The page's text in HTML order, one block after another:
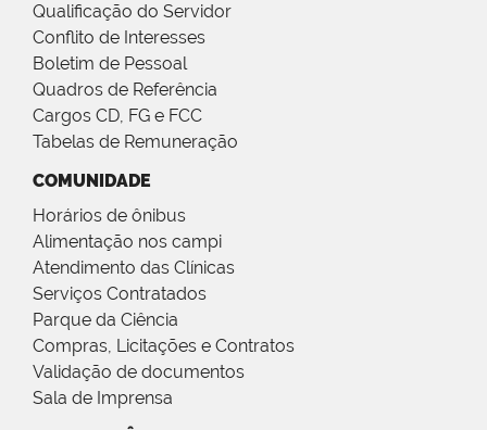
Qualificação do Servidor
Conflito de Interesses
Boletim de Pessoal
Quadros de Referência
Cargos CD, FG e FCC
Tabelas de Remuneração
COMUNIDADE
Horários de ônibus
Alimentação nos campi
Atendimento das Clínicas
Serviços Contratados
Parque da Ciência
Compras, Licitações e Contratos
Validação de documentos
Sala de Imprensa